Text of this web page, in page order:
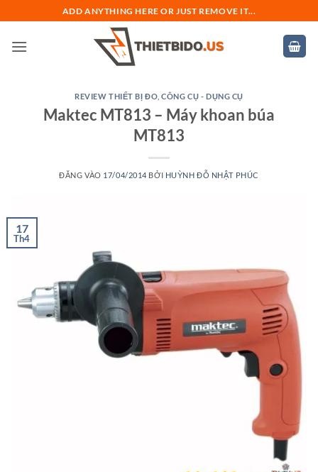
qua
nội
ADD ANYTHING HERE OR JUST REMOVE IT...
REVIEW THIẾT BỊ ĐO ,CÔNG CỤ - DỤNG CỤ
Maktec MT813 – Máy khoan búa
MT813
ĐĂNG VÀO 17/04/2014 BỞI HUỲNH ĐỖ NHẬT PHÚC
17
Th4